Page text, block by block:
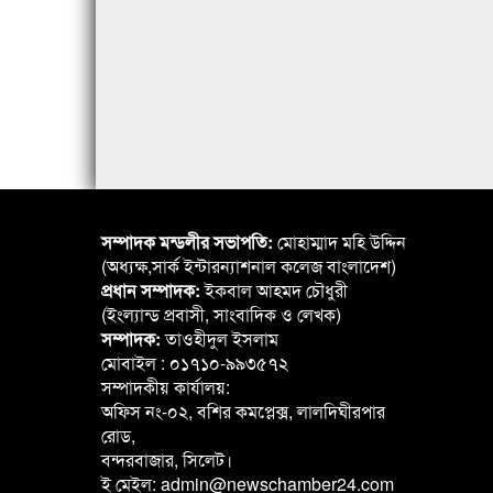
সম্পাদক মন্ডলীর সভাপতি: মোহাম্মাদ মহি উদ্দিন
(অধ্যক্ষ,সার্ক ইন্টারন্যাশনাল কলেজ বাংলাদেশ)
প্রধান সম্পাদক:ইকবাল আহমদ চৌধুরী
(ইংল্যান্ড প্রবাসী, সাংবাদিক ও লেখক)
সম্পাদক:তাওহীদুল ইসলাম
মোবাইল : ০১৭১০-৯৯৩৫৭২
সম্পাদকীয় কার্যালয়:
অফিস নং-০২, বশির কমপ্লেক্স, লালদিঘীরপার
রোড,
বন্দরবাজার, সিলেট।
ই মেইল: admin@newschamber24.com